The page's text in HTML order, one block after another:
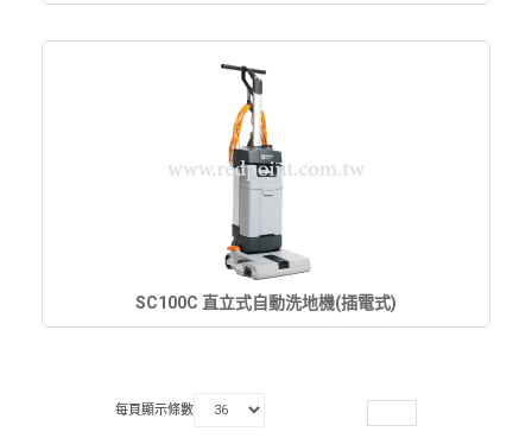
SC100C 直立式自動洗地機(插電式)
每頁顯示條數